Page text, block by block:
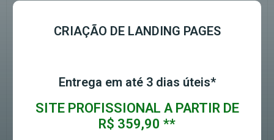
CRIAÇÃO DE LANDING PAGES
Entrega em até 3 dias úteis*
SITE PROFISSIONAL A PARTIR DE
R$ 359,90 **